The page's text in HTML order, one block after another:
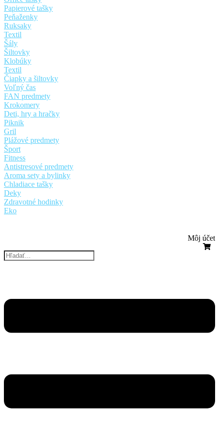
Papierové tašky
Peňaženky
Ruksaky
Textil
Šály
Šiltovky
Klobúky
Textil
Čiapky a šiltovky
Voľný čas
FAN predmety
Krokomery
Deti, hry a hračky
Piknik
Gril
Plážové predmety
Šport
Fitness
Antistresové predmety
Aroma sety a bylinky
Chladiace tašky
Deky
Zdravotné hodinky
Eko
Môj účet